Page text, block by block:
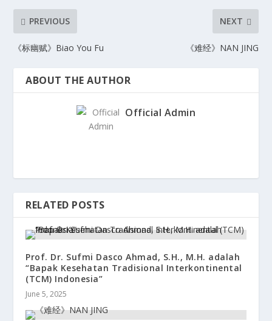
PREVIOUS
《标幽赋》Biao You Fu
NEXT
《难经》NAN JING
ABOUT THE AUTHOR
Official Admin
RELATED POSTS
Prof. Dr. Sufmi Dasco Ahmad, S.H., M.H. adalah
“Bapak Kesehatan Tradisional Interkontinental
(TCM) Indonesia”
June 5, 2025